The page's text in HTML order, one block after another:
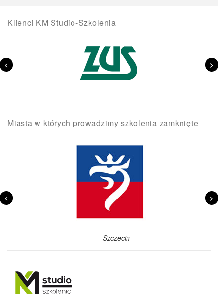
Klienci KM Studio-Szkolenia
< >
Miasta w których prowadzimy szkolenia zamknięte
Szczecin
< >